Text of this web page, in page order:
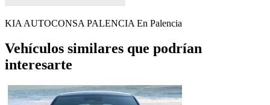
KIA AUTOCONSA PALENCIA En Palencia
Vehículos similares que podrían
interesarte